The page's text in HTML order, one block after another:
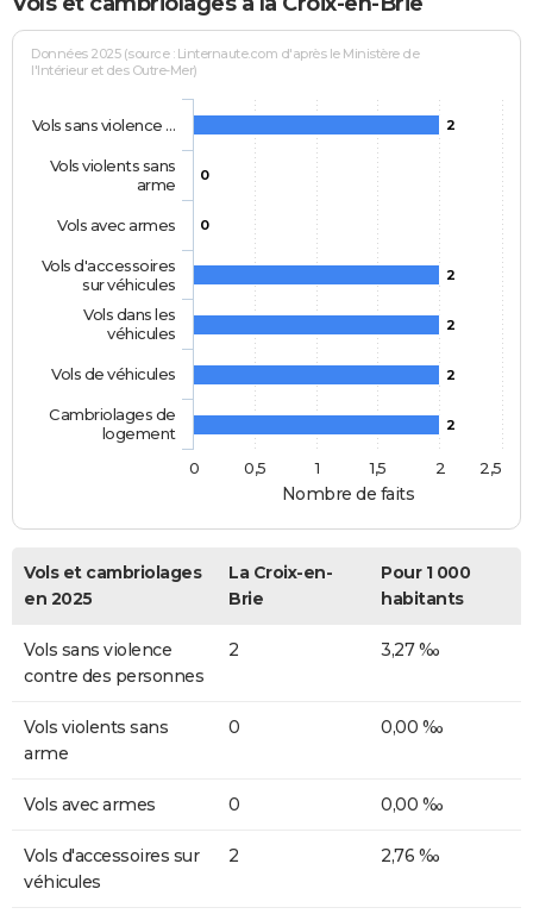
Nombre de faits
Données 2025 (source : Linternaute.com d'après le Ministère de
l'Intérieur et des Outre-Mer)
2
0
0
2
2
2
2
Vols sans violence …
Vols violents sans
arme
Vols avec armes
Vols d'accessoires
sur véhicules
Vols dans les
véhicules
Vols de véhicules
Cambriolages de
logement
0
0,5 1 1,5 2 2,5
Vols et cambriolages
en 2025
La Croix-en-
Brie
Pour 1 000
habitants
Vols sans violence
contre des personnes
2 3,27 ‰
Vols violents sans
arme
0 0,00 ‰
Vols avec armes 0 0,00 ‰
Vols d'accessoires sur
véhicules
2 2,76 ‰